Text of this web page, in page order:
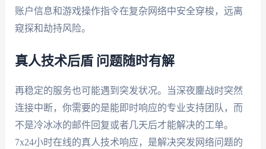
账户信息和游戏操作指令在复杂网络中安全穿梭，远离
窥探和劫持风险。
真人技术后盾 问题随时有解
再稳定的服务也可能遇到突发状况。当深夜鏖战时突然
连接中断，你需要的是能即时响应的专业支持团队，而
不是冷冰冰的邮件回复或者几天后才能解决的工单。
7x24小时在线的真人技术响应，是解决突发网络问题的